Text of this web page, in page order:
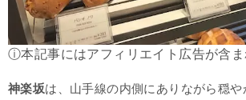
ⓘ本記事にはアフィリエイト広告が含ま
神楽坂は、山手線の内側にありながら穏や